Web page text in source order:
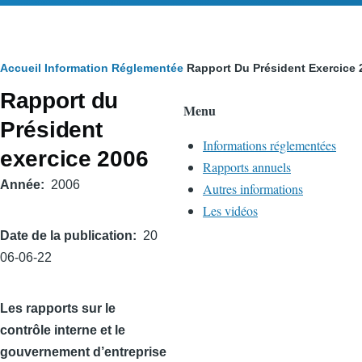
Fil
d'Ariane
Accueil Information Réglementée Rapport Du Président Exercice
Rapport du
Président
exercice 2006
Année 2006
Date de la publication
20
06-06-22
Les rapports sur le
contrôle interne et le
gouvernement d’entreprise
Menu
Informations réglementées
Rapports annuels
Autres informations
Les vidéos